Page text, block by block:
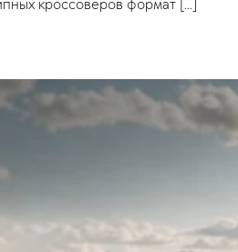
кроссоверов формат […]